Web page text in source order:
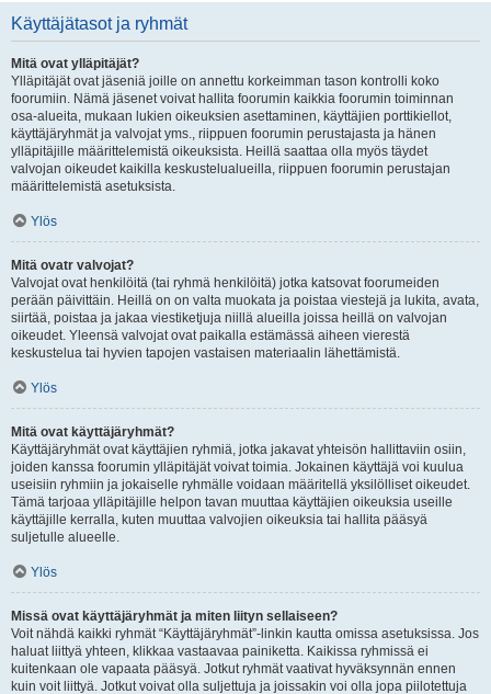
Käyttäjätasot ja ryhmät
Mitä ovat ylläpitäjät?
Ylläpitäjät ovat jäseniä joille on annettu korkeimman tason kontrolli koko
foorumiin. Nämä jäsenet voivat hallita foorumin kaikkia foorumin toiminnan
osa-alueita, mukaan lukien oikeuksien asettaminen, käyttäjien porttikiellot,
käyttäjäryhmät ja valvojat yms., riippuen foorumin perustajasta ja hänen
ylläpitäjille määrittelemistä oikeuksista. Heillä saattaa olla myös täydet
valvojan oikeudet kaikilla keskustelualueilla, riippuen foorumin perustajan
määrittelemistä asetuksista.
Ylös
Mitä ovatr valvojat?
Valvojat ovat henkilöitä (tai ryhmä henkilöitä) jotka katsovat foorumeiden
perään päivittäin. Heillä on on valta muokata ja poistaa viestejä ja lukita, avata,
siirtää, poistaa ja jakaa viestiketjuja niillä alueilla joissa heillä on valvojan
oikeudet. Yleensä valvojat ovat paikalla estämässä aiheen vierestä
keskustelua tai hyvien tapojen vastaisen materiaalin lähettämistä.
Ylös
Mitä ovat käyttäjäryhmät?
Käyttäjäryhmät ovat käyttäjien ryhmiä, jotka jakavat yhteisön hallittaviin osiin,
joiden kanssa foorumin ylläpitäjät voivat toimia. Jokainen käyttäjä voi kuulua
useisiin ryhmiin ja jokaiselle ryhmälle voidaan määritellä yksilölliset oikeudet.
Tämä tarjoaa ylläpitäjille helpon tavan muuttaa käyttäjien oikeuksia useille
käyttäjille kerralla, kuten muuttaa valvojien oikeuksia tai hallita pääsyä
suljetulle alueelle.
Ylös
Missä ovat käyttäjäryhmät ja miten liityn sellaiseen?
Voit nähdä kaikki ryhmät “Käyttäjäryhmät”-linkin kautta omissa asetuksissa. Jos
haluat liittyä yhteen, klikkaa vastaavaa painiketta. Kaikissa ryhmissä ei
kuitenkaan ole vapaata pääsyä. Jotkut ryhmät vaativat hyväksynnän ennen
kuin voit liittyä. Jotkut voivat olla suljettuja ja joissakin voi olla jopa piilotettuja